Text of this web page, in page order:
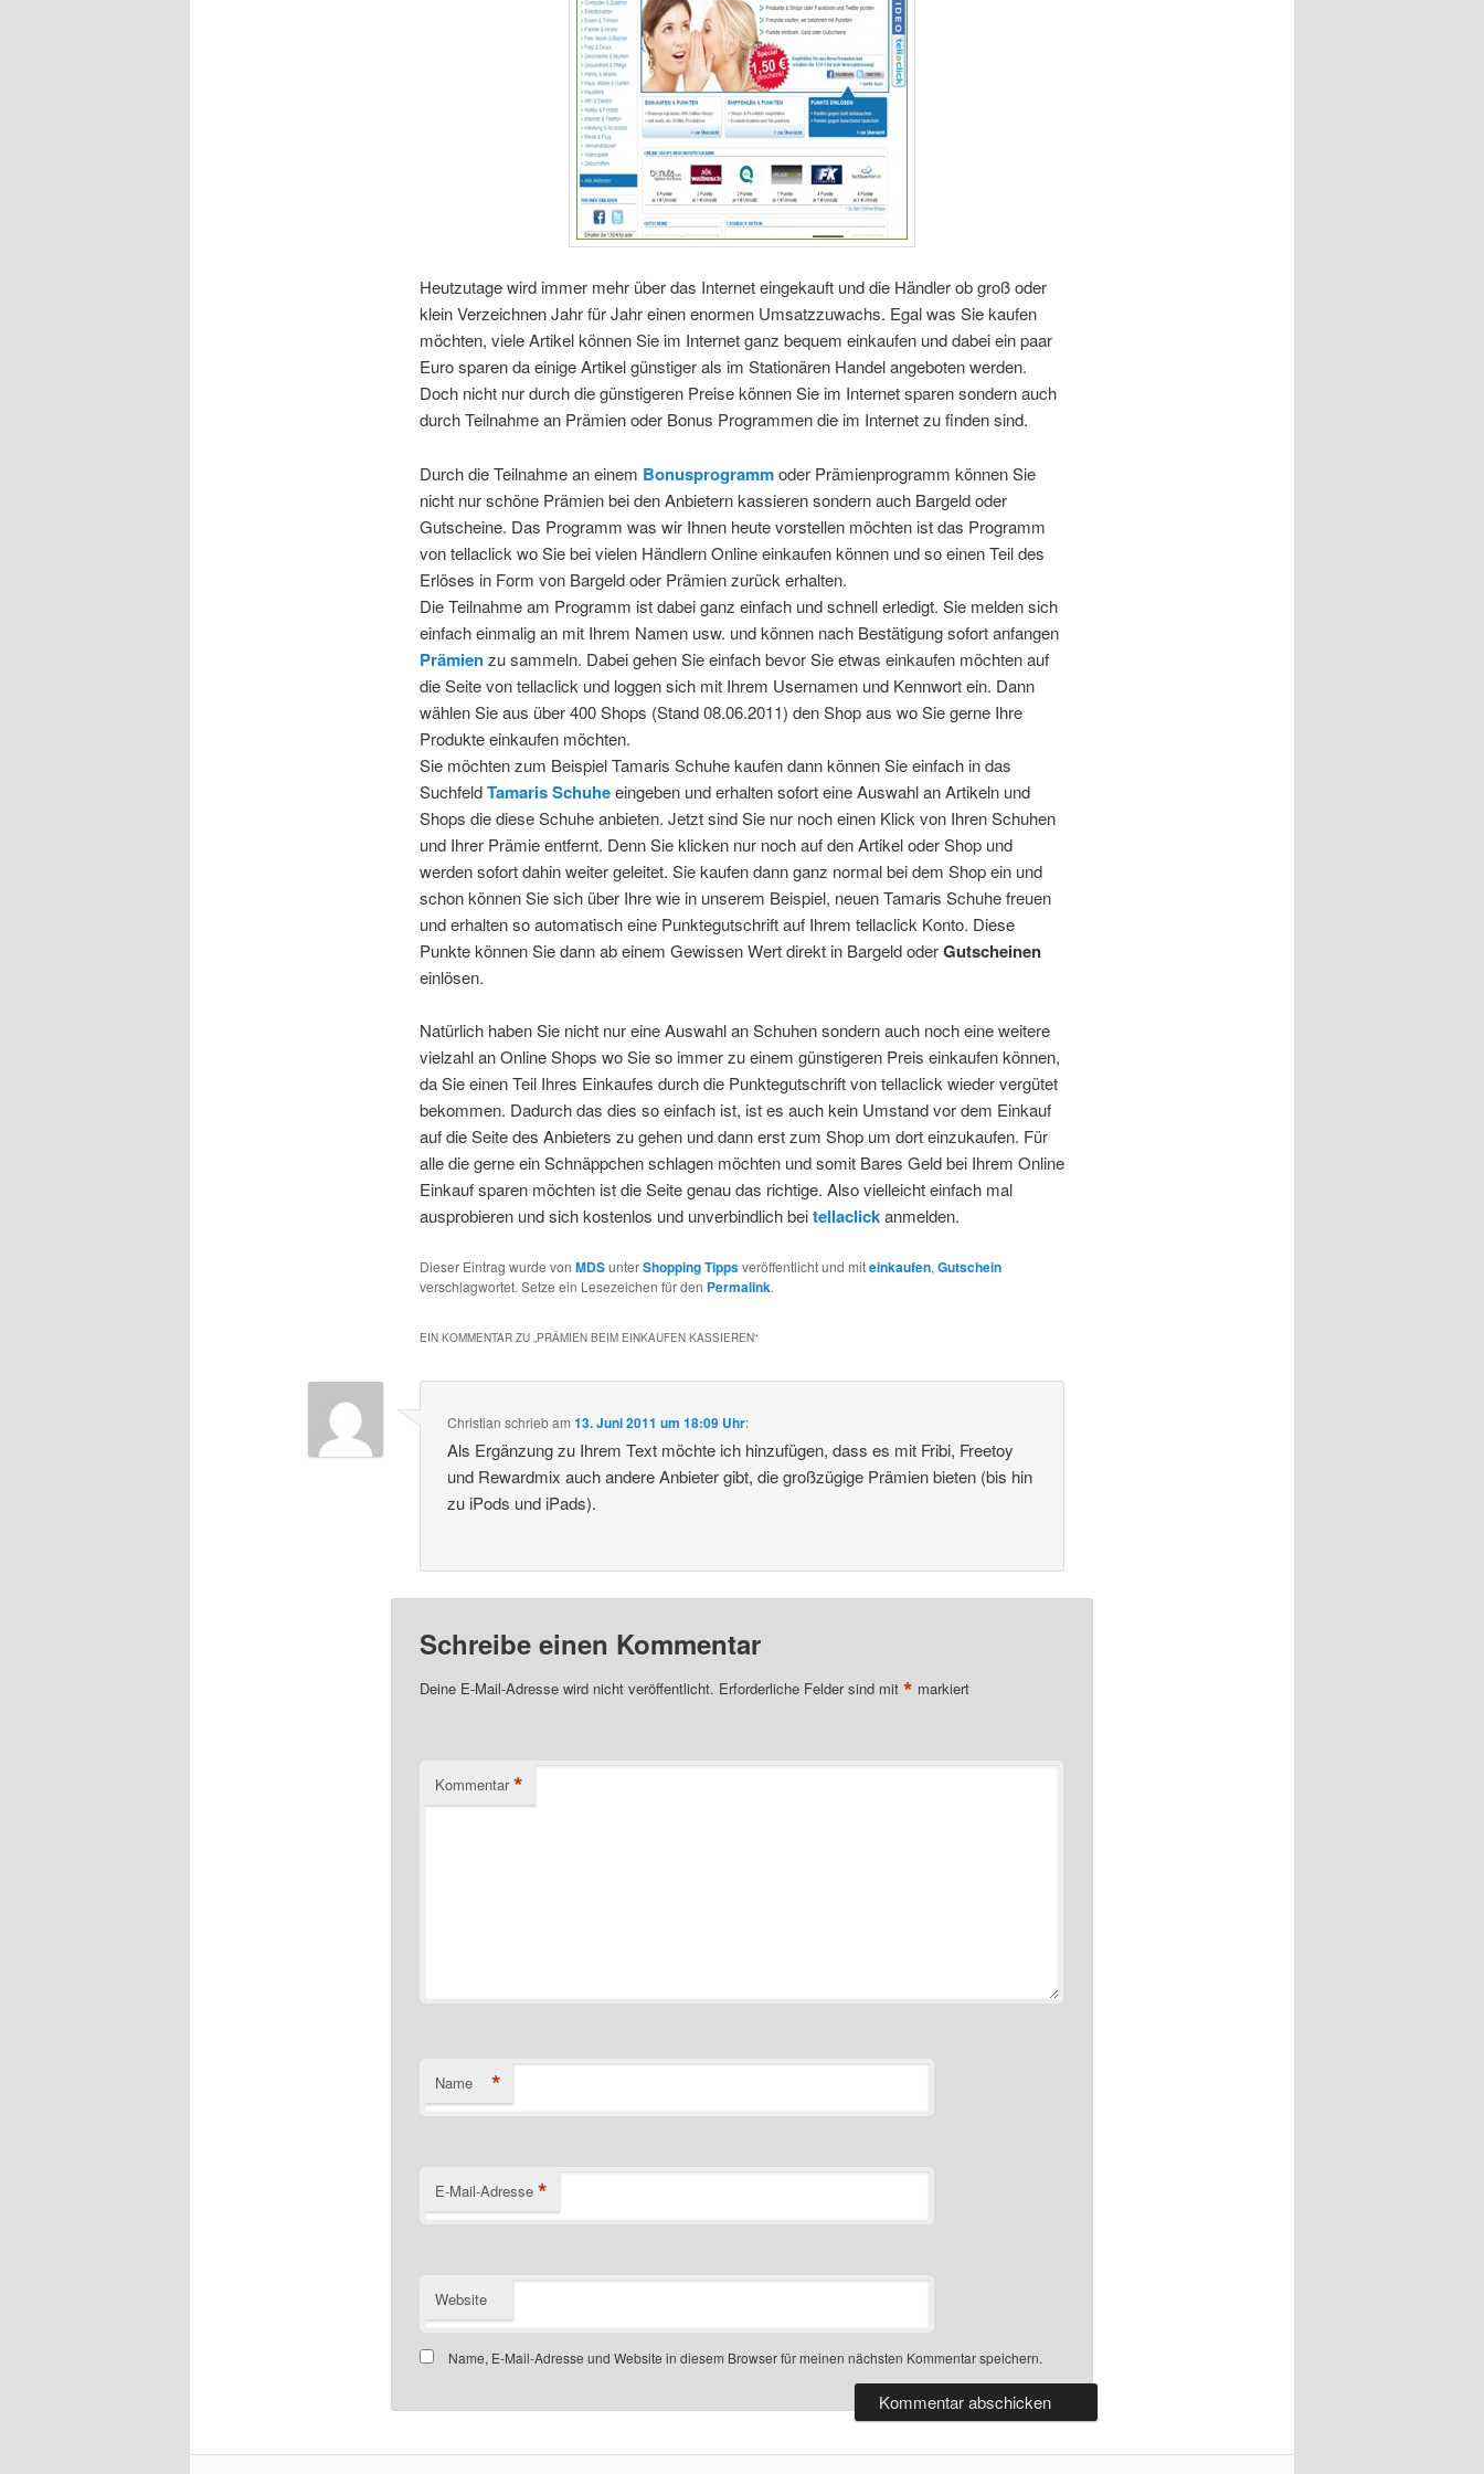
Heutzutage wird immer mehr über das Internet eingekauft und die Händler ob groß oder
klein Verzeichnen Jahr für Jahr einen enormen Umsatzzuwachs. Egal was Sie kaufen
möchten, viele Artikel können Sie im Internet ganz bequem einkaufen und dabei ein paar
Euro sparen da einige Artikel günstiger als im Stationären Handel angeboten werden.
Doch nicht nur durch die günstigeren Preise können Sie im Internet sparen sondern auch
durch Teilnahme an Prämien oder Bonus Programmen die im Internet zu finden sind.
Durch die Teilnahme an einem Bonusprogrammoder Prämienprogramm können Sie
nicht nur schöne Prämien bei den Anbietern kassieren sondern auch Bargeld oder
Gutscheine. Das Programm was wir Ihnen heute vorstellen möchten ist das Programm
von tellaclick wo Sie bei vielen Händlern Online einkaufen können und so einen Teil des
Erlöses in Form von Bargeld oder Prämien zurück erhalten.
Die Teilnahme am Programm ist dabei ganz einfach und schnell erledigt. Sie melden sich
einfach einmalig an mit Ihrem Namen usw. und können nach Bestätigung sofort anfangen
Prämienzu sammeln. Dabei gehen Sie einfach bevor Sie etwas einkaufen möchten auf
die Seite von tellaclick und loggen sich mit Ihrem Usernamen und Kennwort ein. Dann
wählen Sie aus über 400 Shops (Stand 08.06.2011) den Shop aus wo Sie gerne Ihre
Produkte einkaufen möchten.
Sie möchten zum Beispiel Tamaris Schuhe kaufen dann können Sie einfach in das
SuchfeldTamaris Schuheeingeben und erhalten sofort eine Auswahl an Artikeln und
Shops die diese Schuhe anbieten. Jetzt sind Sie nur noch einen Klick von Ihren Schuhen
und Ihrer Prämie entfernt. Denn Sie klicken nur noch auf den Artikel oder Shop und
werden sofort dahin weiter geleitet. Sie kaufen dann ganz normal bei dem Shop ein und
schon können Sie sich über Ihre wie in unserem Beispiel, neuen Tamaris Schuhe freuen
und erhalten so automatisch eine Punktegutschrift auf Ihrem tellaclick Konto. Diese
Punkte können Sie dann ab einem Gewissen Wert direkt in Bargeld oderGutscheinen
einlösen.
Natürlich haben Sie nicht nur eine Auswahl an Schuhen sondern auch noch eine weitere
vielzahl an Online Shops wo Sie so immer zu einem günstigeren Preis einkaufen können,
da Sie einen Teil Ihres Einkaufes durch die Punktegutschrift von tellaclick wieder vergütet
bekommen. Dadurch das dies so einfach ist, ist es auch kein Umstand vor dem Einkauf
auf die Seite des Anbieters zu gehen und dann erst zum Shop um dort einzukaufen. Für
alle die gerne ein Schnäppchen schlagen möchten und somit Bares Geld bei Ihrem Online
Einkauf sparen möchten ist die Seite genau das richtige. Also vielleicht einfach mal
ausprobieren und sich kostenlos und unverbindlich beitellaclickanmelden.
Dieser Eintrag wurde von MDSunterShopping Tippsveröffentlicht und miteinkaufen, Gutschein
verschlagwortet. Setze ein Lesezeichen für den Permalink.
EIN KOMMENTAR ZU „PRÄMIEN BEIM EINKAUFEN KASSIEREN“
Christian schriebam13. Juni 2011 um 18:09 Uhr:
Als Ergänzung zu Ihrem Text möchte ich hinzufügen, dass es mit Fribi, Freetoy
und Rewardmix auch andere Anbieter gibt, die großzügige Prämien bieten (bis hin
zu iPods und iPads).
Schreibe einen Kommentar
Deine E-Mail-Adresse wird nicht veröffentlicht. Erforderliche Felder sind mit * markiert
Kommentar *
Name *
E-Mail-Adresse *
Website
Name, E-Mail-Adresse und Website in diesem Browser für meinen nächsten Kommentar speichern.